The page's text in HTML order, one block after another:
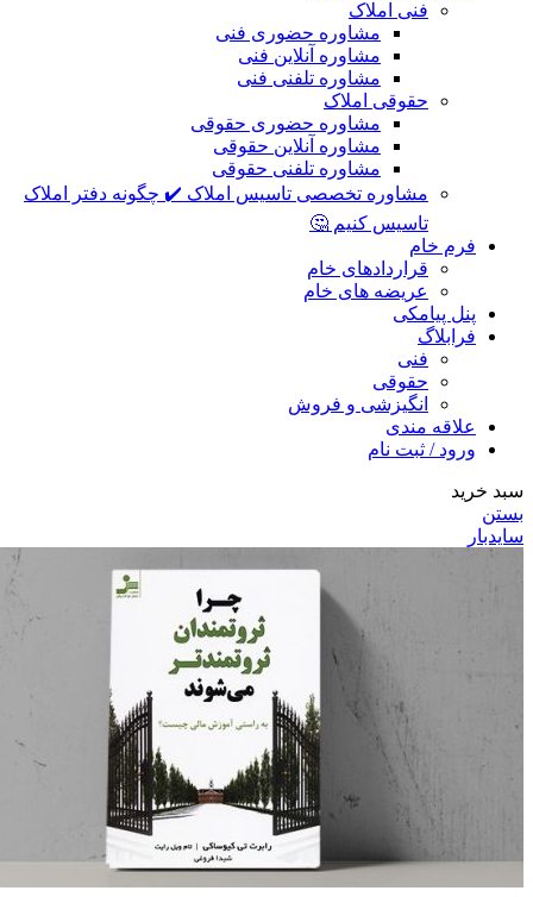
فنی املاک
مشاوره حضوری فنی
مشاوره آنلاین فنی
مشاوره تلفنی فنی
حقوقی املاک
مشاوره حضوری حقوقی
مشاوره آنلاین حقوقی
مشاوره تلفنی حقوقی
مشاوره تخصصی تاسیس املاک ✔️ چگونه دفتر املاک
تاسیس کنیم 🤔
فرم خام
قراردادهای خام
عریضه های خام
پنل پیامکی
فرابلاگ
فنی
حقوقی
انگیزشی و فروش
علاقه مندی
ورود / ثبت نام
سبد خرید
بستن
سایدبار